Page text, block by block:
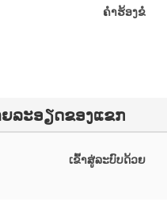
ຄຳຮ້ອງຂໍ
ລະອຽດຂອງແຂກ
ເຂົ້າສູ່ລະບົບດ້ວຍ